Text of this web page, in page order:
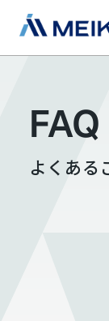
FAQ
よくある